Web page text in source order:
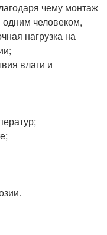
чему монтаж
человеком,
нагрузка на
влаги и